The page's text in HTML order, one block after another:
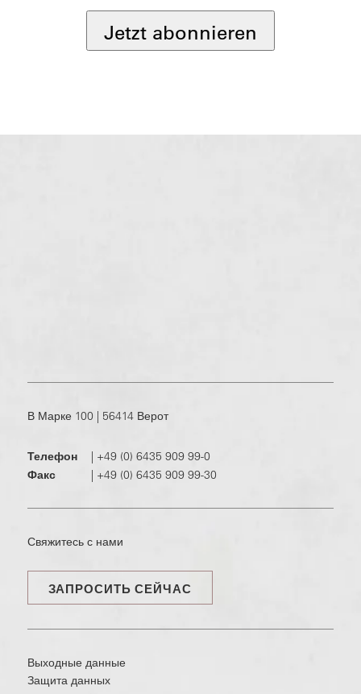
Jetzt abonnieren
В Марке 100 | 56414 Верот
Телефон | +49 (0) 6435 909 99-0
Факс
| +49 (0) 6435 909 99-30
Свяжитесь с нами
ЗАПРОСИТЬ СЕЙЧАС
Выходные данные
Защита данных